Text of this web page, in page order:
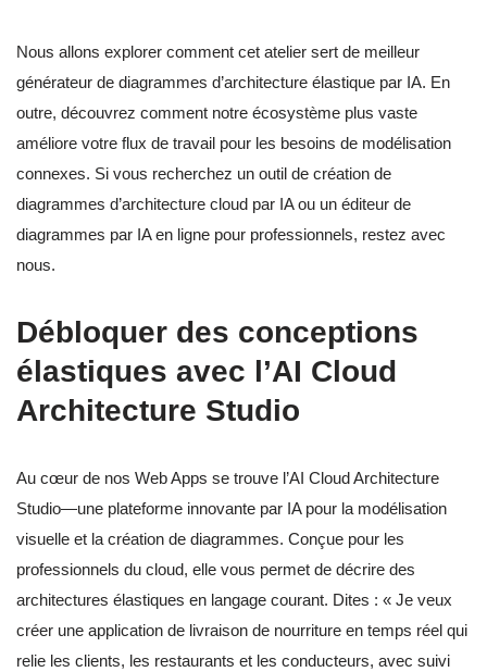
Nous allons explorer comment cet atelier sert de meilleur
générateur de diagrammes d’architecture élastique par IA. En
outre, découvrez comment notre écosystème plus vaste
améliore votre flux de travail pour les besoins de modélisation
connexes. Si vous recherchez un outil de création de
diagrammes d’architecture cloud par IA ou un éditeur de
diagrammes par IA en ligne pour professionnels, restez avec
nous.
Débloquer des conceptions
élastiques avec l’AI Cloud
Architecture Studio
Au cœur de nos Web Apps se trouve l’AI Cloud Architecture
Studio—une plateforme innovante par IA pour la modélisation
visuelle et la création de diagrammes. Conçue pour les
professionnels du cloud, elle vous permet de décrire des
architectures élastiques en langage courant. Dites : « Je veux
créer une application de livraison de nourriture en temps réel qui
relie les clients, les restaurants et les conducteurs, avec suivi